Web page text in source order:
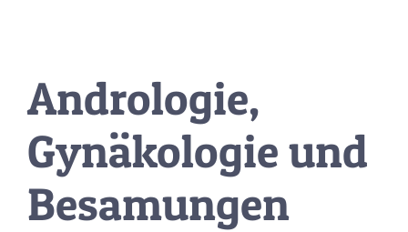
Andrologie,
Gynäkologie und
Besamungen